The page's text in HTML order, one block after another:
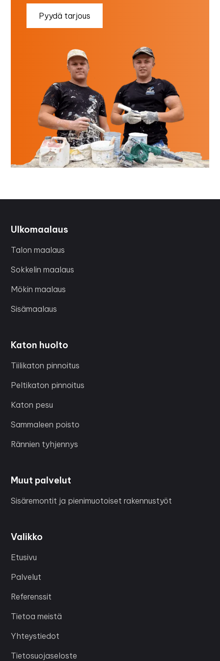
Pyydä tarjous
Ulkomaalaus
Talon maalaus
Sokkelin maalaus
Mökin maalaus
Sisämaalaus
Katon huolto
Tiilikaton pinnoitus
Peltikaton pinnoitus
Katon pesu
Sammaleen poisto
Rännien tyhjennys
Muut palvelut
Sisäremontit ja pienimuotoiset rakennustyöt
Valikko
Etusivu
Palvelut
Referenssit
Tietoa meistä
Yhteystiedot
Tietosuojaseloste